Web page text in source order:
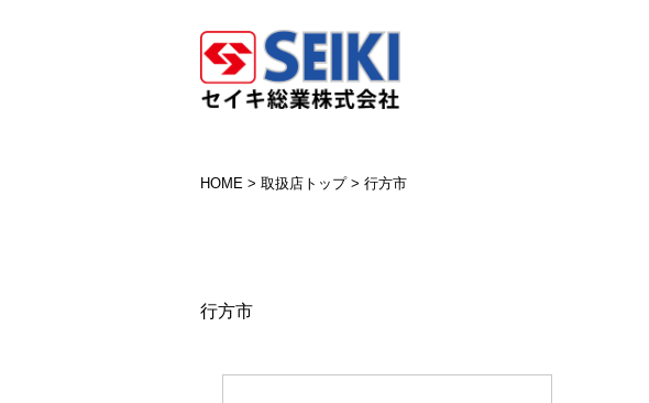
HOME > 取扱店トップ> 行方市
行方市